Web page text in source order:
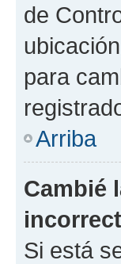
de
para
Arriba
Cambié
Si está